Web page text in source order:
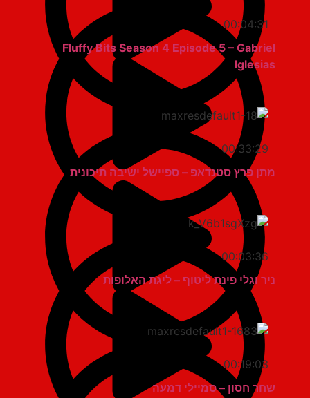
00:04:31
Fluffy Bits Season 4 Episode 5 – Gabriel
Iglesias
00:33:29
מתן פרץ סטנדאפ – ספיישל ישיבה תיכונית
00:03:36
ניר וגלי פינת ליטוף – ליגת האלופות
00:19:03
שחר חסון – סמיילי דמעה